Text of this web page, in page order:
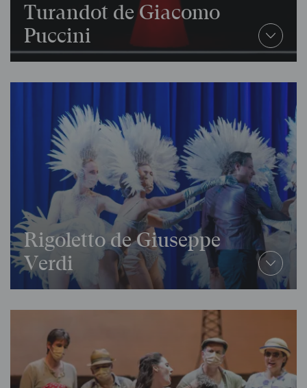
Turandot de Giacomo
Puccini
Rigoletto de Giuseppe
Verdi